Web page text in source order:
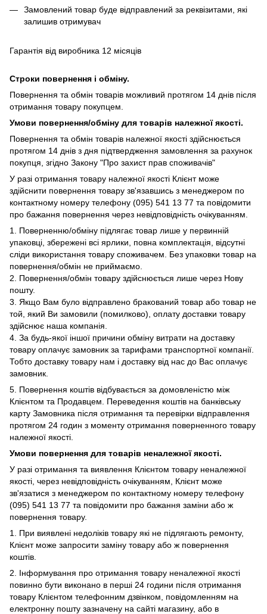
Замовлений товар буде відправлений за реквізитами, які
залишив отримувач
Гарантія від виробника 12 місяців
Строки повернення і обміну.
Повернення та обмін товарів можливий протягом 14 днів після
отримання товару покупцем.
Умови повернення/обміну для товарів належної якості.
Повернення та обмін товарів належної якості здійснюється
протягом 14 днів з дня підтвердження замовлення за рахунок
покупця, згідно Закону "Про захист прав споживачів"
У разі отримання товару належної якості Клієнт може
здійснити повернення товару зв'язавшись з менеджером по
контактному номеру телефону (095) 541 13 77 та повідомити
про бажання повернення через невідповідність очікуванням.
1. Поверненню/обміну підлягає товар лише у первинній
упаковці, збережені всі ярлики, повна комплектація, відсутні
сліди використання товару споживачем. Без упаковки товар на
повернення/обмін не приймаємо.
2. Повернення/обмін товару здійснюється лише через Нову
пошту.
3. Якщо Вам було відправлено бракований товар або товар не
той, який Ви замовили (помилково), оплату доставки товару
здійснює наша компанія.
4. За будь-якої іншої причини обміну витрати на доставку
товару оплачує замовник за тарифами транспортної компанії.
Тобто доставку товару нам і доставку від нас до Вас оплачує
замовник.
5. Повернення коштів відбувається за домовленістю між
Клієнтом та Продавцем. Переведення коштів на банківську
карту Замовника після отримання та перевірки відправлення
протягом 24 годин з моменту отримання поверненного товару
належної якості.
Умови повернення для товарів неналежної якості.
У разі отримання та виявлення Клієнтом товару неналежної
якості, через невідповідність очікуванням, Клієнт може
зв'язатися з менеджером по контактному номеру телефону
(095) 541 13 77 та повідомити про бажання заміни або ж
повернення товару.
1.
При виявлені недоліків товару які не підлягають ремонту,
Клієнт може запросити заміну товару або ж повернення
коштів.
2. Інформування про отримання товару неналежної якості
повинно бути виконано в перші 24 години після отримання
товару Клієнтом телефонним дзвінком, повідомленням на
електронну пошту зазначену на сайті магазину, або в